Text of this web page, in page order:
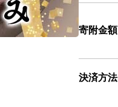
寄附金額
決済方法